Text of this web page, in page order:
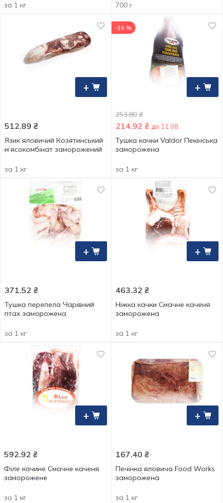
за 1 кг
700 г
+
512.89 ₴
Язик яловичий Козятинський
м’ясокомбінат заморожений
за 1 кг
+
-15 %
253.80 ₴
214.92 ₴ до 11.08
Тушка качки Valdor Пекінська
заморожена
за 1 кг
+
371.52 ₴
Тушка перепела Чарiвний
птах заморожена
за 1 кг
+
463.32 ₴
Ніжка качки Смачне каченя
заморожена
за 1 кг
+
592.92 ₴
Філе качине Смачне каченя
заморожене
за 1 кг
+
167.40 ₴
Печінка яловича Food Works
заморожена
за 1 кг